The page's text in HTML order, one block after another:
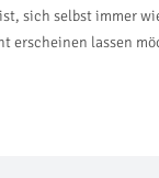
sich selbst immer
lassen